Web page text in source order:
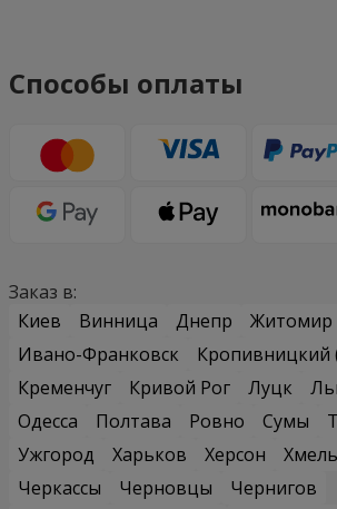
Способы оплаты
Заказ в:
Киев
Винница Днепр Житомир
Ивано-Франковск
Кропивницкий
Кременчуг
Кривой Рог Луцк
Одесса
Полтава Ровно Сумы
Ужгород
Харьков Херсон
Черкассы
Черновцы
Чернигов